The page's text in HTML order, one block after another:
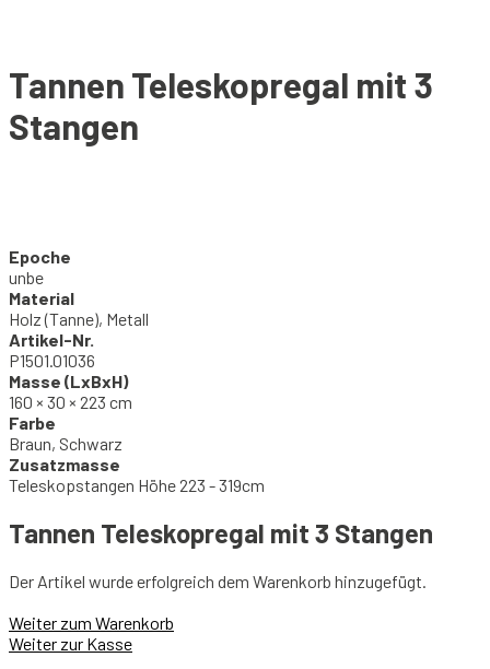
Tannen Teleskopregal mit 3
Stangen
Epoche
unbe
Material
Holz (Tanne), Metall
Artikel-Nr.
P1501.01036
Masse (LxBxH)
160 × 30 × 223 cm
Farbe
Braun, Schwarz
Zusatzmasse
Teleskopstangen Höhe 223 - 319cm
Tannen Teleskopregal mit 3 Stangen
Der Artikel wurde erfolgreich dem Warenkorb hinzugefügt.
Weiter zum Warenkorb
Weiter zur Kasse